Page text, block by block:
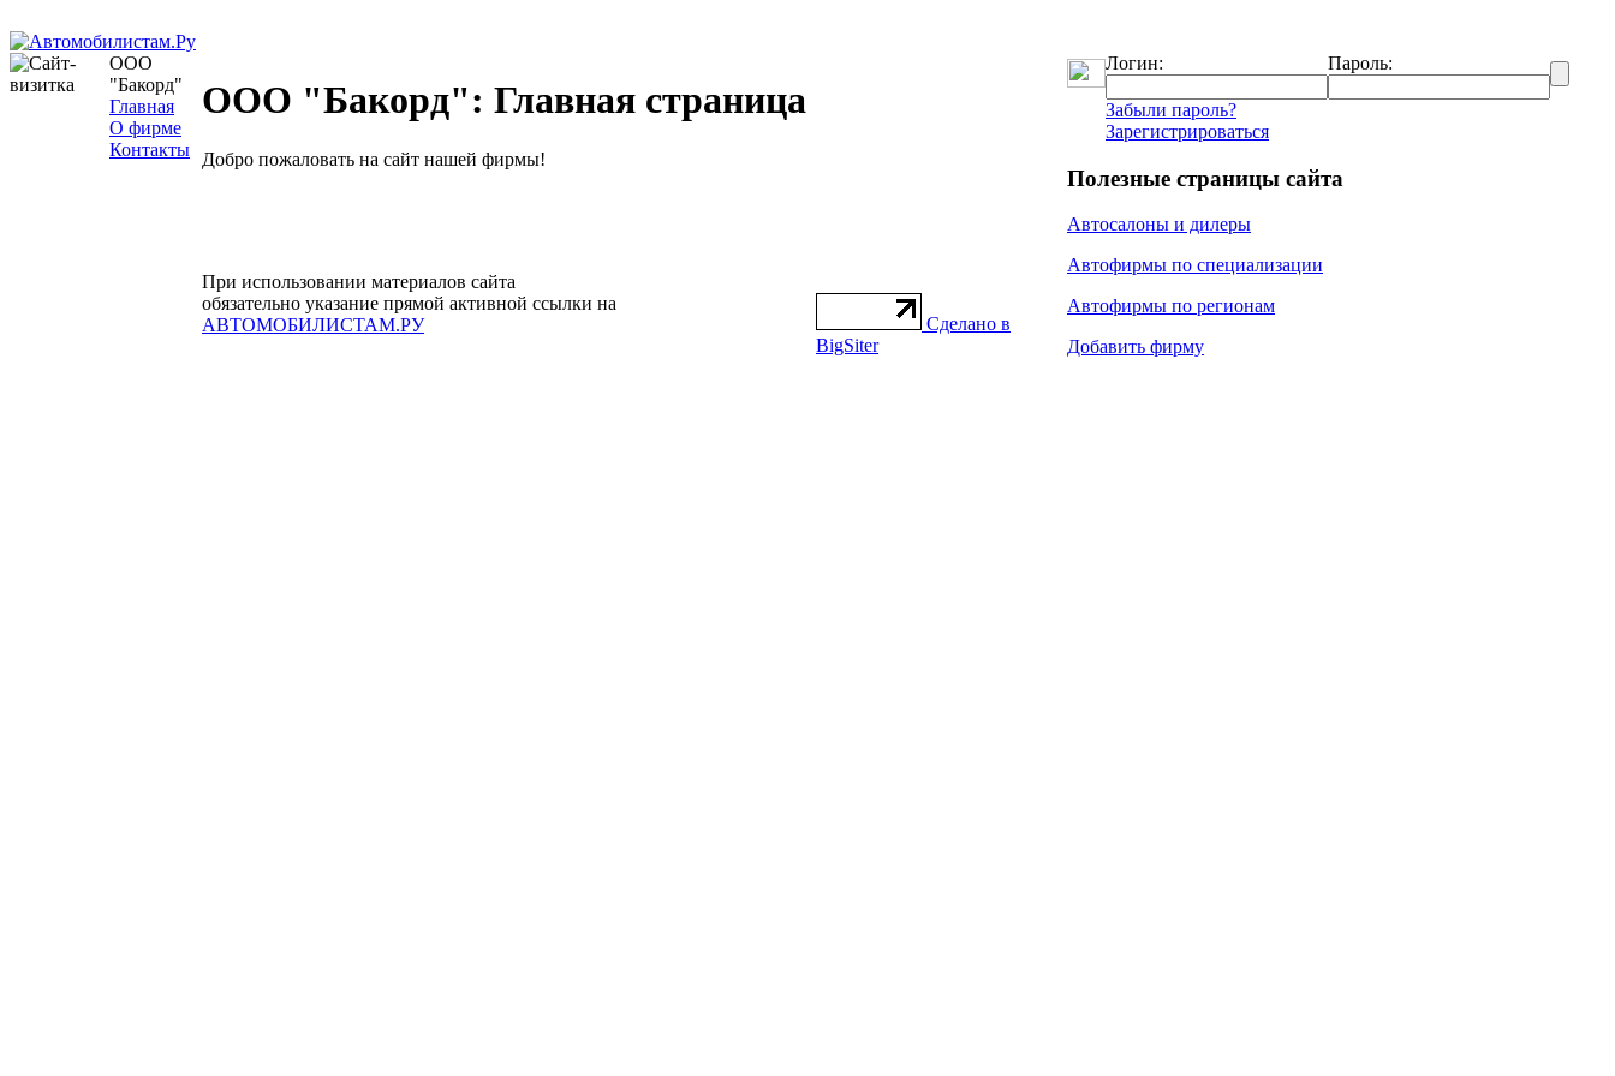
ООО
"Бакорд"
Главная
О фирме
Контакты
ООО "Бакорд": Главная страница
Добро пожаловать на сайт нашей фирмы!
При использовании материалов сайта
обязательно указание прямой активной ссылки на
АВТОМОБИЛИСТАМ.РУ
Сделано в
BigSiter
Логин: Пароль:
Забыли пароль?
Зарегистрироваться
Полезные страницы сайта
Автосалоны и дилеры
Автофирмы по специализации
Автофирмы по регионам
Добавить фирму